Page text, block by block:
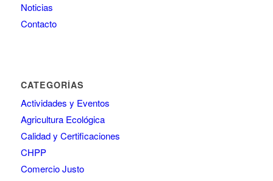
Noticias
Contacto
CATEGORÍAS
Actividades y Eventos
Agricultura Ecológica
Calidad y Certificaciones
CHPP
Comercio Justo